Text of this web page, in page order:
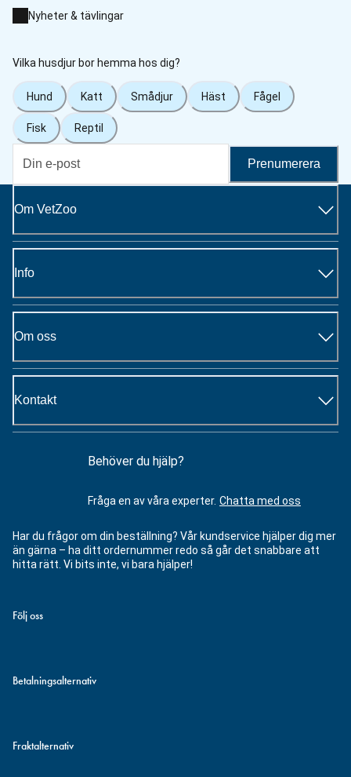
Nyheter & tävlingar
Vilka husdjur bor hemma hos dig?
Hund Katt Smådjur Häst Fågel
Fisk Reptil
Prenumerera
Om VetZoo
Info
Om oss
Kontakt
Behöver du hjälp?
Fråga en av våra experter. Chatta med oss
Har du frågor om din beställning? Vår kundservice hjälper dig mer
än gärna – ha ditt ordernummer redo så går det snabbare att
hitta rätt. Vi bits inte, vi bara hjälper!
Följ oss
Betalningsalternativ
Fraktalternativ